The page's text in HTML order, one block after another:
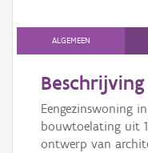
ALGEMEEN
Beschrijving
Eengezinswoning
bouwtoelating uit
ontwerp van